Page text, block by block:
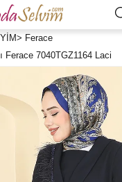
> Ferace
Ferace 7040TGZ1164 Laci